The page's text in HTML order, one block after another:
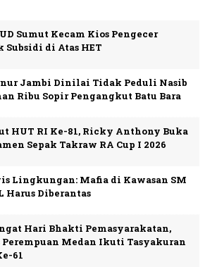
Sumut Kecam Kios Pengecer
Subsidi di Atas HET
Jambi Dinilai Tidak Peduli Nasib
Ribu Sopir Pengangkut Batu Bara
HUT RI Ke-81, Ricky Anthony Buka
Sepak Takraw RA Cup I 2026
Lingkungan: Mafia di Kawasan SM
Harus Diberantas
Hari Bhakti Pemasyarakatan,
Perempuan Medan Ikuti Tasyakuran
61